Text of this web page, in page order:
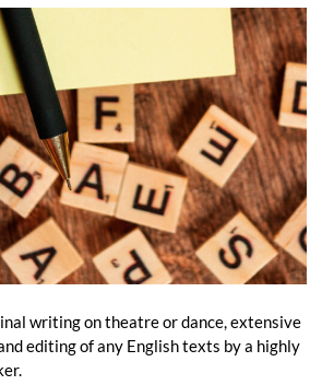
writing on theatre or dance, extensive
editing of any English texts by a highly